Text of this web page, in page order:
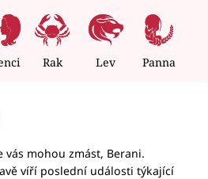
Rak Lev Panna
vás mohou zmást, Berani.
víří poslední události týkající